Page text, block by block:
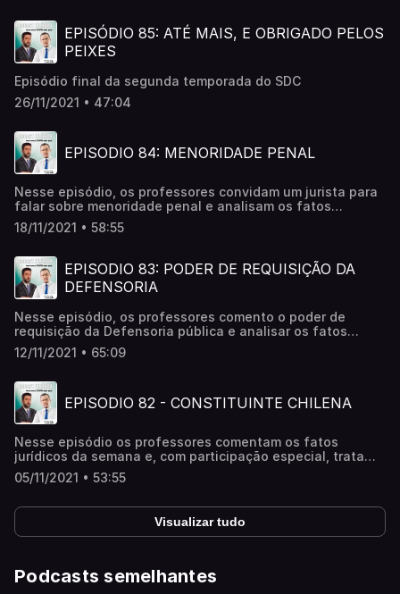
EPISÓDIO 85: ATÉ MAIS, E OBRIGADO PELOS
PEIXES
Episódio final da segunda temporada do SDC
26/11/2021 • 47:04
EPISODIO 84: MENORIDADE PENAL
Nesse episódio, os professores convidam um jurista para
falar sobre menoridade penal e analisam os fatos
jurídicos da semana
18/11/2021 • 58:55
EPISODIO 83: PODER DE REQUISIÇÃO DA
DEFENSORIA
Nesse episódio, os professores comento o poder de
requisição da Defensoria pública e analisar os fatos
jurídicos da semana￼￼
12/11/2021 • 65:09
EPISODIO 82 - CONSTITUINTE CHILENA
Nesse episódio os professores comentam os fatos
jurídicos da semana e, com participação especial, tratam
da constituinte chilena
05/11/2021 • 53:55
Visualizar tudo
Podcasts semelhantes